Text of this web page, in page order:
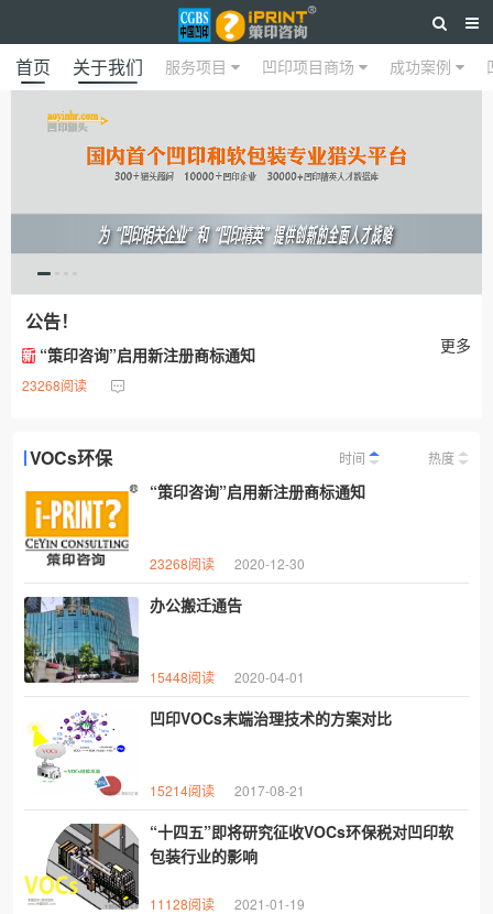
首页 关于我们 服务项目 凹印项目商场 成功案例
公告！
更多
新 “策印咨询”启用新注册商标通知
23268阅读
VOCs环保 时间 热度
“策印咨询”启用新注册商标通知
23268阅读 2020-12-30
办公搬迁通告
15448阅读 2020-04-01
凹印VOCs末端治理技术的方案对比
15214阅读 2017-08-21
“十四五”即将研究征收VOCs环保税对凹印软
包装行业的影响
11128阅读 2021-01-19